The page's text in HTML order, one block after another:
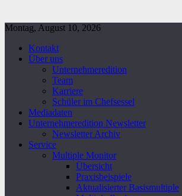
Montag, August 10, 2026
Kontakt
Über uns
Unternehmeredition
Team
Karriere
Schüler im Chefsessel
Mediadaten
Unternehmeredition Newsletter
Newsletter Archiv
Service
Multiple Monitor
Übersicht
Praxisbeispiele
Aktualisierter Basismultiple